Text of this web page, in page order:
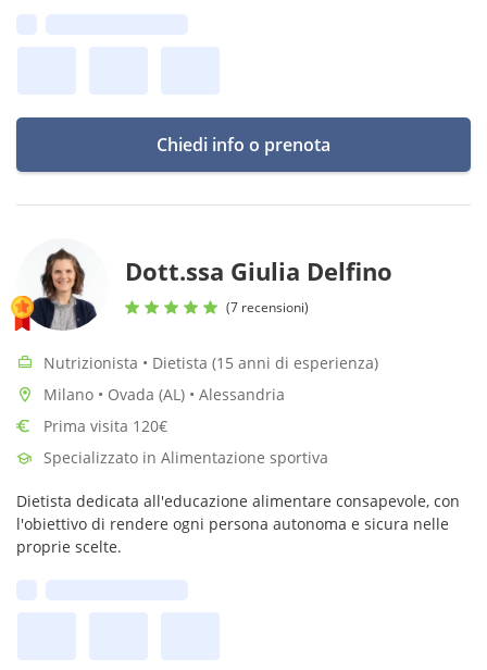
Chiedi info o prenota
Dott.ssa Giulia Delfino
(7 recensioni)
Nutrizionista • Dietista (15 anni di esperienza)
Milano • Ovada (AL) • Alessandria
Prima visita 120€
Specializzato in Alimentazione sportiva
Dietista dedicata all'educazione alimentare consapevole, con
l'obiettivo di rendere ogni persona autonoma e sicura nelle
proprie scelte.